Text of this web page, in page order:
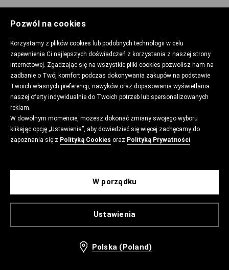
Pozwól na cookies
Korzystamy z plików cookies lub podobnych technologii w celu
zapewnienia Ci najlepszych doświadczeń z korzystania z naszej strony
internetowej. Zgadzając się na wszystkie pliki cookies pozwolisz nam na
zadbanie o Twój komfort podczas dokonywania zakupów na podstawie
Twoich własnych preferencji, nawyków oraz dopasowania wyświetlania
naszej oferty indywidualnie do Twoich potrzeb lub spersonalizowanych
reklam.
W dowolnym momencie, możesz dokonać zmiany swojego wyboru
klikając opcję „Ustawienia”, aby dowiedzieć się więcej zachęcamy do
zapoznania się z Polityką Cookies oraz Polityką Prywatności.
Ustawienia
W porządku
Polska (Poland)